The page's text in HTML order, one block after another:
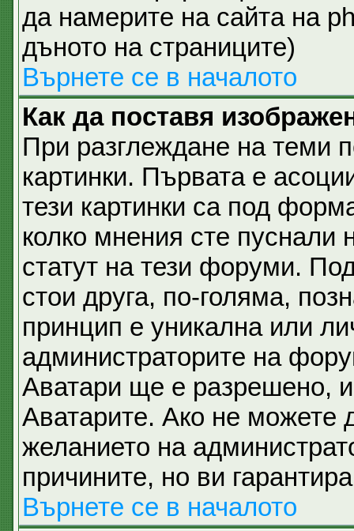
да намерите на сайта на
дъното на страниците)
Върнете се в началото
Как да поставя
При разглеждане на теми
картинки. Първата е
тези картинки са под
колко мнения сте
статут на тези форуми.
стои друга, по-голяма,
принцип е уникална или
администраторите на
Аватари ще е разрешено,
Аватарите. Ако не можете
желанието на
причините, но ви
Върнете се в началото